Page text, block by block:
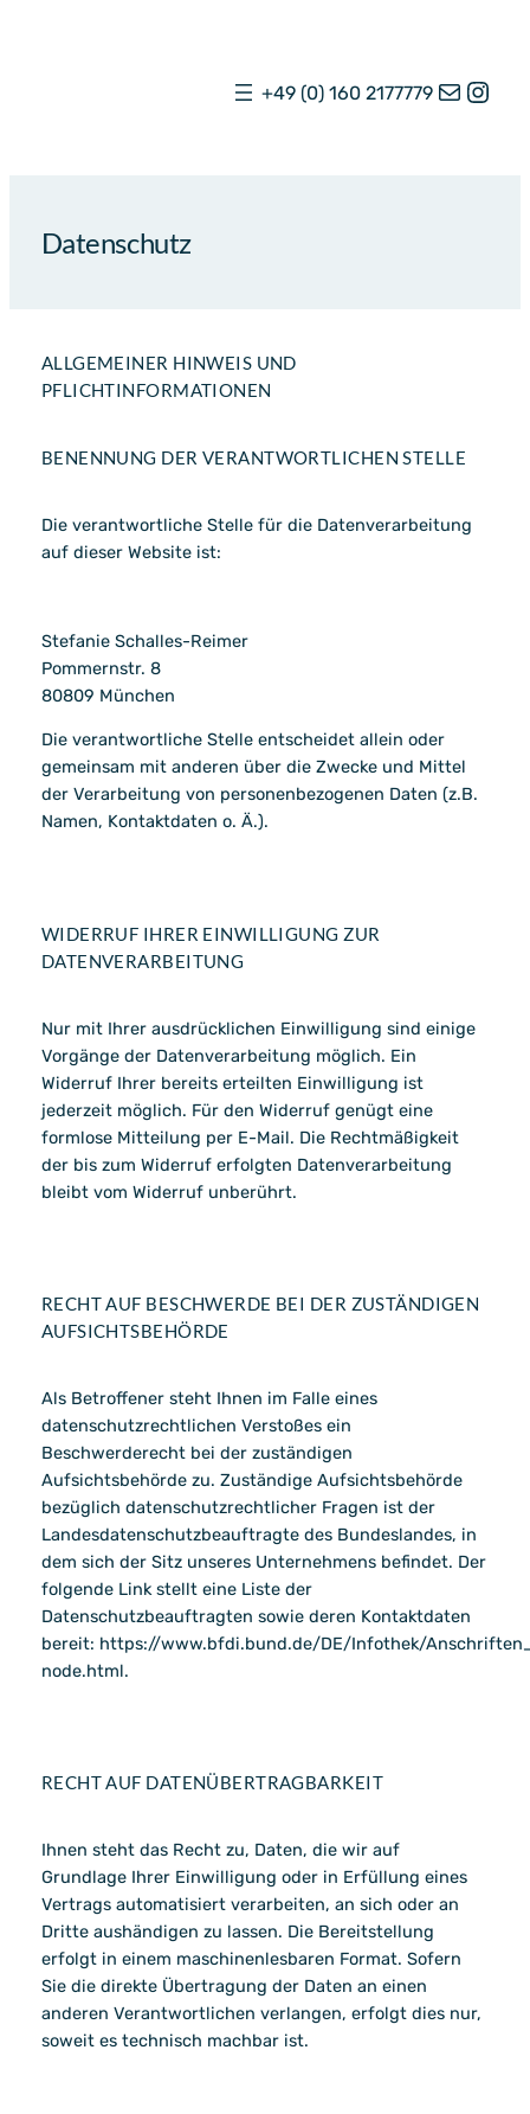
+49 (0) 160 2177779 mail
Datenschutz
ALLGEMEINER HINWEIS UND
PFLICHTINFORMATIONEN
BENENNUNG DER VERANTWORTLICHEN STELLE
Die verantwortliche Stelle für die Datenverarbeitung
auf dieser Website ist:
Stefanie Schalles-Reimer
Pommernstr. 8
80809 München
Die verantwortliche Stelle entscheidet allein oder
gemeinsam mit anderen über die Zwecke und Mittel
der Verarbeitung von personenbezogenen Daten (z.B.
Namen, Kontaktdaten o. Ä.).
WIDERRUF IHRER EINWILLIGUNG ZUR
DATENVERARBEITUNG
Nur mit Ihrer ausdrücklichen Einwilligung sind einige
Vorgänge der Datenverarbeitung möglich. Ein
Widerruf Ihrer bereits erteilten Einwilligung ist
jederzeit möglich. Für den Widerruf genügt eine
formlose Mitteilung per E-Mail. Die Rechtmäßigkeit
der bis zum Widerruf erfolgten Datenverarbeitung
bleibt vom Widerruf unberührt.
RECHT AUF BESCHWERDE BEI DER ZUSTÄNDIGEN
AUFSICHTSBEHÖRDE
Als Betroffener steht Ihnen im Falle eines
datenschutzrechtlichen Verstoßes ein
Beschwerderecht bei der zuständigen
Aufsichtsbehörde zu. Zuständige Aufsichtsbehörde
bezüglich datenschutzrechtlicher Fragen ist der
Landesdatenschutzbeauftragte des Bundeslandes, in
dem sich der Sitz unseres Unternehmens befindet. Der
folgende Link stellt eine Liste der
Datenschutzbeauftragten sowie deren Kontaktdaten
bereit: https://www.bfdi.bund.de/DE/Infothek/
node.html.
RECHT AUF DATENÜBERTRAGBARKEIT
Ihnen steht das Recht zu, Daten, die wir auf
Grundlage Ihrer Einwilligung oder in Erfüllung eines
Vertrags automatisiert verarbeiten, an sich oder an
Dritte aushändigen zu lassen. Die Bereitstellung
erfolgt in einem maschinenlesbaren Format. Sofern
Sie die direkte Übertragung der Daten an einen
anderen Verantwortlichen verlangen, erfolgt dies nur,
soweit es technisch machbar ist.